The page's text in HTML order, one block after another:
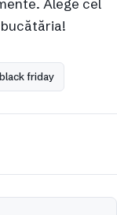
Alege cel
friday